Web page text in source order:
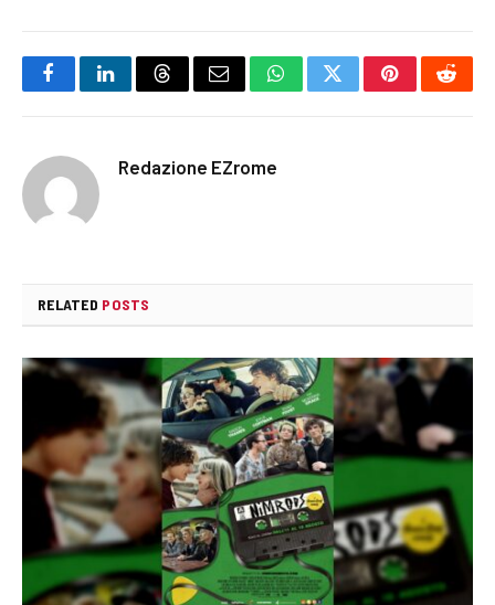
FacebookLinkedInThreadsEmail WhatsAppTwitterPinterest
Redazione EZrome
RELATED POSTS